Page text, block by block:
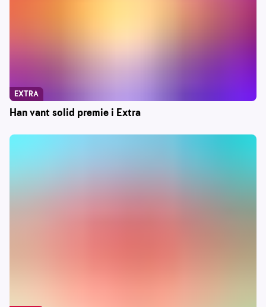
Han vant solid premie i Extra
EXTRA